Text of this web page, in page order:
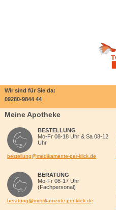
Wir sind für Sie da:
09280-9844 44
Meine Apotheke
BESTELLUNG
Mo-Fr 08-18 Uhr & Sa 08-12
Uhr
bestellung@medikamente-per-klick.de
BERATUNG
Mo-Fr 08-17 Uhr
(Fachpersonal)
beratung@medikamente-per-klick.de